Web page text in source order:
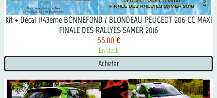
Kit + Décal 1/43eme BONNEFOND / BLONDEAU PEUGEOT 206 CC MAXI
FINALE DES RALLYES SAMER 2016
55.00 €
En stock
Acheter